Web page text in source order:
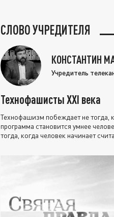
СЛОВО УЧРЕДИТЕЛЯ
КОНСТАНТИН
Учредитель
Технофашисты XXI века
Технофашизм побеждает не тогда,
программа становится умнее
тогда, когда человек начинает